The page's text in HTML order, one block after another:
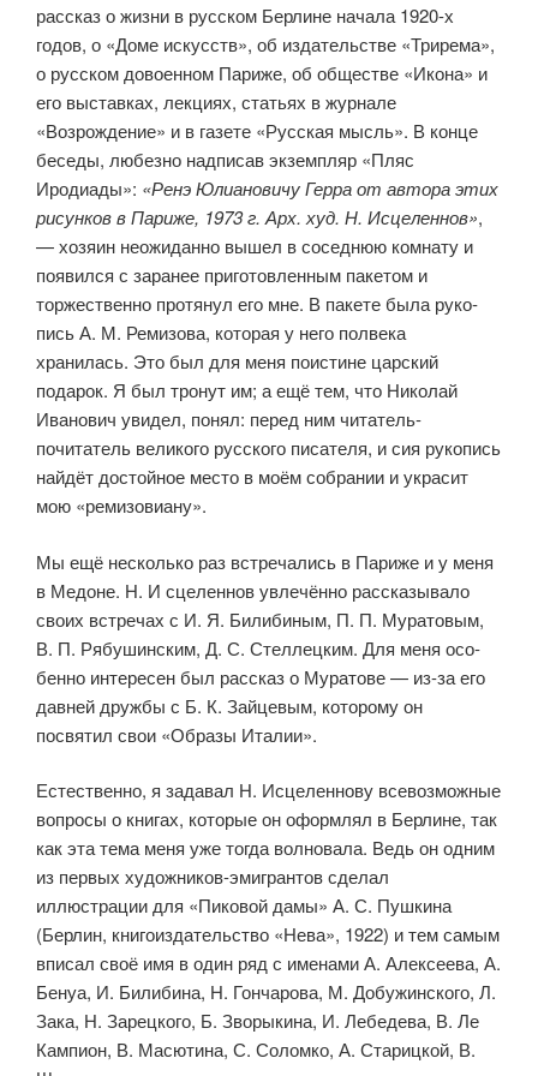
рассказ о жизни в русском Берлине начала 1920-х
годов, о «Доме искусств», об издательстве «Трирема»,
о русском довоенном Париже, об обществе «Икона» и
его выставках, лекциях, статьях в журнале
«Возрождение» и в газете «Русская мысль». В конце
беседы, любезно над­писав экземпляр «Пляс
Иродиады»: «Ренэ Юлиановичу Герра от автора этих
рисунков в Париже, 1973 г. Арх. худ. Н. Исцеленнов»,
— хозяин неожиданно вышел в соседнюю комнату и
появился с заранее приготов­ленным пакетом и
торжественно протянул его мне. В пакете была руко­
пись А. М. Ремизова, которая у него полвека
хранилась. Это был для меня поистине царский
подарок. Я был тронут им; а ещё тем, что Николай
Иванович увидел, понял: перед ним читатель-
почитатель великого рус­ского писателя, и сия рукопись
найдёт достойное место в моём собрании и украсит
мою «ремизовиану».
Мы ещё несколько раз встречались в Париже и у меня
в Медоне. Н. И сцеленнов увлечённо рассказывало
своих встречах с И. Я. Билибиным, П. П. Муратовым,
В. П. Рябушинским, Д. С. Стеллецким. Для меня осо­
бенно интересен был рассказ о Муратове — из-за его
давней дружбы с Б. К. Зайцевым, которому он
посвятил свои «Образы Италии».
Естественно, я задавал Н. Исцеленнову всевозможные
вопросы о книгах, которые он оформлял в Берлине, так
как эта тема меня уже тогда волновала. Ведь он одним
из первых художников-эмигрантов сделал
иллюстрации для «Пиковой дамы» А. С. Пушкина
(Берлин, книгоиздательство «Нева», 1922) и тем самым
вписал своё имя в один ряд с именами А. Алексеева, А.
Бенуа, И. Билибина, Н. Гончарова, М. Добужинского, Л.
Зака, Н. Зарецкого, Б. Зворыкина, И. Лебедева, В. Ле
Кампион, В. Масютина, С. Соломко, А. Старицкой, В.